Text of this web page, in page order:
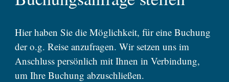
Hier haben Sie die Möglichkeit, für eine Buchung
der o.g. Reise anzufragen. Wir setzen uns im
Anschluss persönlich mit Ihnen in Verbindung,
um Ihre Buchung abzuschließen.